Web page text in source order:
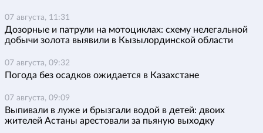
07 августа, 11:31
Дозорные и патрули на мотоциклах: схему нелегальной
добычи золота выявили в Кызылординской области
07 августа, 09:32
Погода без осадков ожидается в Казахстане
07 августа, 09:09
Выпивали в луже и брызгали водой в детей: двоих
жителей Астаны арестовали за пьяную выходку